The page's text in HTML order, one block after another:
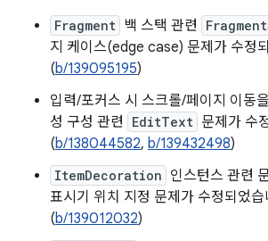
Fragment 백 스택 관련
지 케이스(edge case) 문제가 수정
(b/139095195)
입력/포커스 시 스크롤/페이지 이동
성 구성 관련
EditText 문제가 수
(b/138044582, b/139432498)
ItemDecoration 인스턴스 관련
표시기 위치 지정 문제가 수정되었습
(b/139012032)